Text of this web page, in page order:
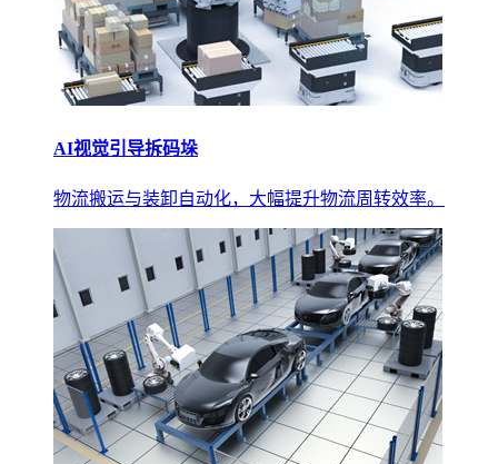
AI视觉引导拆码垛
物流搬运与装卸自动化，大幅提升物流周转效率。